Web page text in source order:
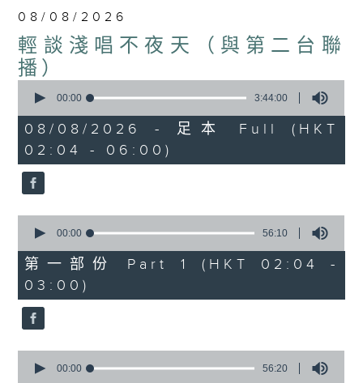
08/08/2026
輕談淺唱不夜天（與第二台聯
播）
seconds
3
hours,
44
minutes,
0
seconds
00:00 3:44:00
08/08/2026 - 足本 Full (HKT
02:04 - 06:00)
seconds
56
minutes,
10
seconds
00:00 56:10
第一部份 Part 1 (HKT 02:04 -
03:00)
seconds
00:00 56:20